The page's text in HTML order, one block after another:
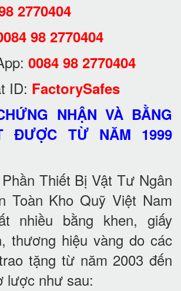
2770404
98 2770404
0084 98 2770404
ID: FactorySafes
NHẬN VÀ BẰNG
ĐƯỢC TỪ NĂM 1999
Thiết Bị Vật Tư Ngân
Toàn Kho Quỹ Việt Nam
nhiều bằng khen, giấy
thương hiệu vàng do các
tặng từ năm 2003 đến
lược như sau: